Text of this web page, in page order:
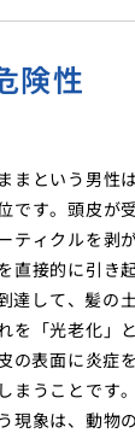
険性
という男性
す。頭皮が
ィクルを剥
接的に引き
して、髪の
「光老化」
表面に炎症
うことです
象は、動物